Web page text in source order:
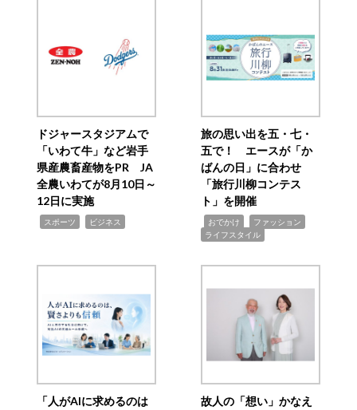
ドジャースタジアムで
「いわて牛」など岩手
県産農畜産物をPR JA
全農いわてが8月10日～
12日に実施
スポーツ ビジネス
旅の思い出を五・七・
五で！ エースが「か
ばんの日」に合わせ
「旅行川柳コンテス
ト」を開催
おでかけ ファッション
ライフスタイル
「人がAIに求めるのは
故人の「想い」かなえ